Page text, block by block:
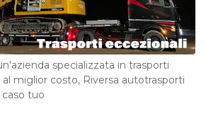
specializzata in trasporti
miglior costo, Riversa autotrasporti
tuo